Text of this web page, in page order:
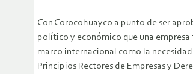
Con Corocohuayco a punto de ser
político y económico que una empresa
marco internacional como la
Principios Rectores de Empresas y